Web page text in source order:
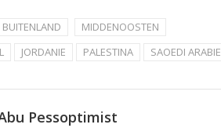
BUITENLAND
MIDDENOOSTEN
JORDANIE PALESTINA SAOEDI ARABIE
Pessoptimist